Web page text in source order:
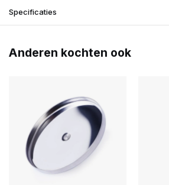
Specificaties
Anderen kochten ook